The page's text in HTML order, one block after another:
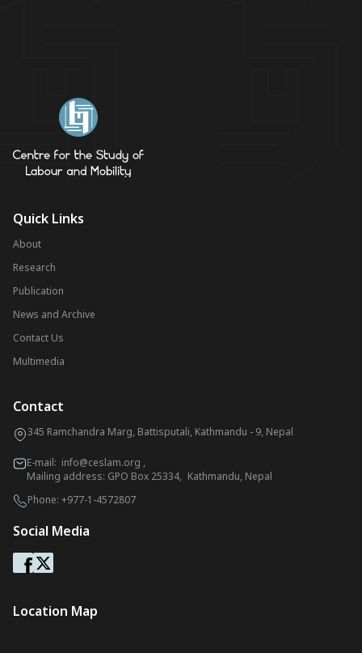
Quick Links
About
Research
Publication
News and Archive
Contact Us
Multimedia
Contact
345 Ramchandra Marg, Battisputali, Kathmandu - 9, Nepal
E-mail: info@ceslam.org ,
Mailing address: GPO Box 25334, Kathmandu, Nepal
Phone: +977-1-4572807
Social Media
Location Map